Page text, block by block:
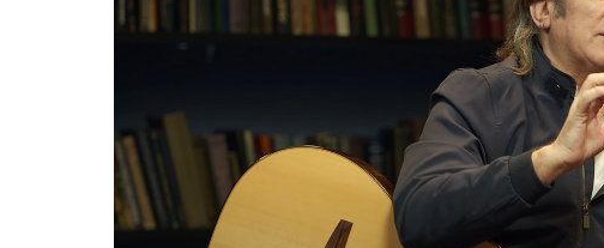
Вред дыни
А врач-эндокринолог Алексей Калинчев
множество блюд, где используют растение.
В прокат выходит новый
фильм «Чучело»: стоит ли
смотреть и что говорят